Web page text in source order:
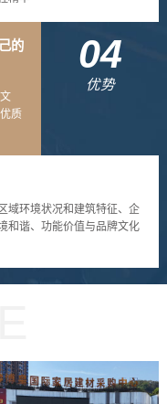
的
质
04
优势
域环境状况和建筑特征、企
和谐、功能价值与品牌文化